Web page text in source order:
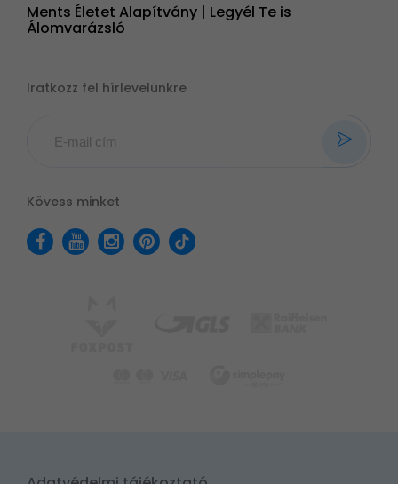
Ments Életet Alapítvány | Legyél Te is
Álomvarázsló
Iratkozz fel hírlevelünkre
Kövess minket